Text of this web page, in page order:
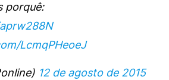
porquê:
LcmqPHeoeJ
12 de agosto de 2015